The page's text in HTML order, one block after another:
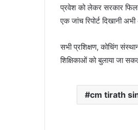
प्रवेश को लेकर सरकार
एक जांच रिपोर्ट दिखानी अभी
सभी प्रशिक्षण, कोचिंग
शिक्षिकाओं को बुलाया जा
cm tirath